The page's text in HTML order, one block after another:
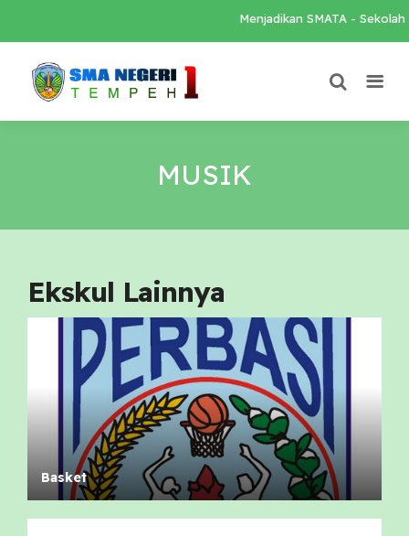
Menjadikan SMATA -
MUSIK
Ekskul Lainnya
Basket